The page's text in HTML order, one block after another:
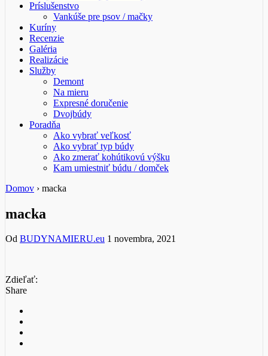
Príslušenstvo
Vankúše pre psov / mačky
Kuríny
Recenzie
Galéria
Realizácie
Služby
Demont
Na mieru
Expresné doručenie
Dvojbúdy
Poradňa
Ako vybrať veľkosť
Ako vybrať typ búdy
Ako zmerať kohútikovú výšku
Kam umiestniť búdu / domček
Domov › macka
macka
Od BUDYNAMIERU.eu 1 novembra, 2021
Zdieľať:
Share